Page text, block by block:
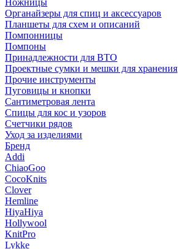
Ножницы
Органайзеры для спиц и аксессуаров
Планшеты для схем и описаний
Помпонницы
Помпоны
Принадлежности для ВТО
Проектные сумки и мешки для хранения
Прочие инструменты
Пуговицы и кнопки
Сантиметровая лента
Спицы для кос и узоров
Счетчики рядов
Уход за изделиями
Бренд
Addi
ChiaoGoo
CocoKnits
Clover
Hemline
HiyaHiya
Hollywool
KnitPro
Lykke